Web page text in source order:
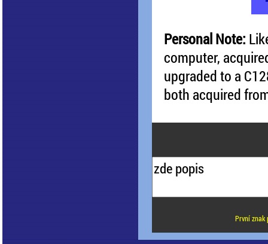
Personal Note:
computer,
upgraded to a
both acquired
První znak